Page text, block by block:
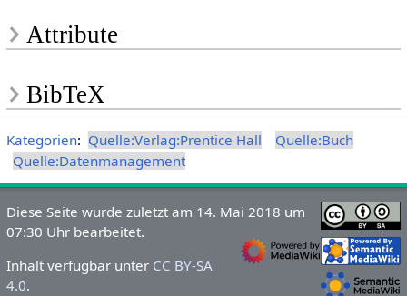
Attribute
BibTeX
Kategorien: Quelle:Verlag:Prentice Hall
Quelle:Buch
Quelle:Datenmanagement
Diese Seite wurde zuletzt am 14. Mai 2018 um
07:30 Uhr bearbeitet.
Inhalt verfügbar unter CC BY-SA
4.0.